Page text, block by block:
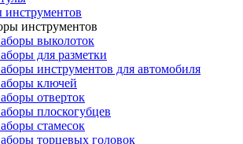
инструментов
выколоток
для разметки
инструментов для автомобиля
ключей
отверток
плоскогубцев
стамесок
торцевых головок